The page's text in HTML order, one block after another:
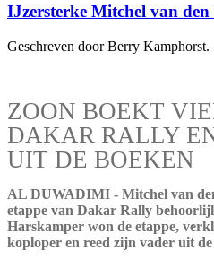
IJzersterke Mitchel van
Geschreven door Berry Kamphorst.
ZOON BOEKT
DAKAR RALLY
UIT DE BOEKEN
AL DUWADIMI - Mitchel van
etappe van Dakar Rally
Harskamper won de etappe,
koploper en reed zijn vader uit de